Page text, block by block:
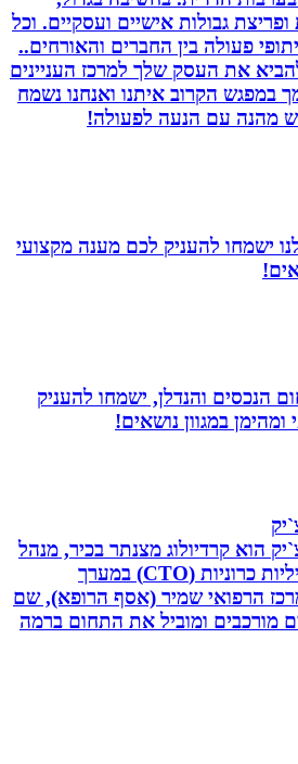
גבולות אישיים ועסקיים. וכל
פעולה בין החברים והאורחים..
את העסק שלך למרכז העניינים
הקרוב איתנו ואנחנו נשמח
עם הנעה לפעולה!
להעניק לכם מענה מקצועי
והנדלן, ישמחו להעניק
במגוון נושאים!
קרדיולוג מצנתר בכיר, מנהל
תחום חסימות כליליות כרוניות (CTO) במערך
הרפואי שמיר (אסף הרופא), שם
ומוביל את התחום ברמה